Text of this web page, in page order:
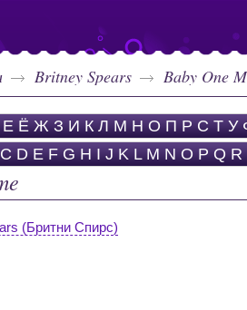
Britney Spears Baby One
Е Ё Ж З И К Л М Н О П Р С Т У
C D E F G H I J K L M N O P Q R
(Бритни Спирс)